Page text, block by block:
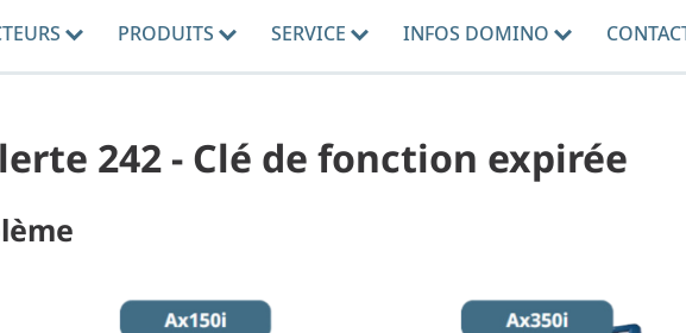
PRODUITS SERVICE INFOS DOMINO
242 - Clé de fonction expirée